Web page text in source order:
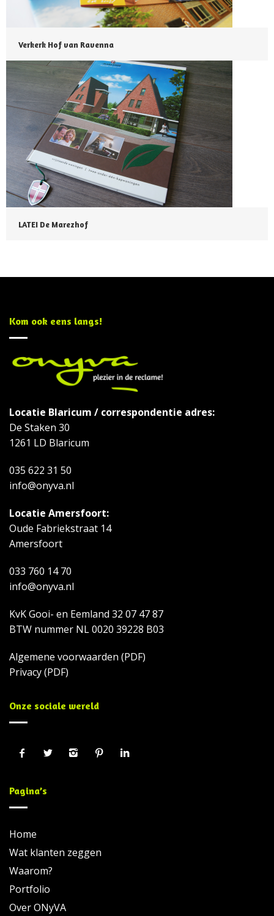
Verkerk Hof van Ravenna
LATEI De Marezhof
Kom ook eens langs!
Locatie Blaricum / correspondentie adres:
De Staken 30
1261 LD Blaricum
035 622 31 50
info@onyva.nl
Locatie Amersfoort:
Oude Fabriekstraat 14
Amersfoort
033 760 14 70
info@onyva.nl
KvK Gooi- en Eemland 32 07 47 87
BTW nummer NL 0020 39228 B03
Algemene voorwaarden (PDF)
Privacy(PDF)
Onze sociale wereld
Pagina’s
Home
Wat klanten zeggen
Waarom?
Portfolio
Over ONyVA